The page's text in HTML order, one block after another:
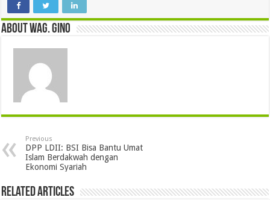
About wag. gino
Previous
DPP LDII: BSI Bisa Bantu Umat
Islam Berdakwah dengan
Ekonomi Syariah
Related Articles